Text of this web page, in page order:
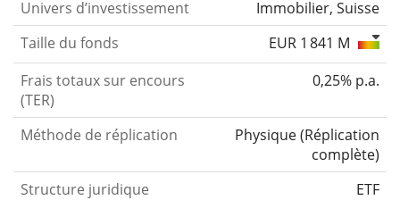
Univers d’investissement
Immobilier, Suisse
Taille du fonds
EUR 1 841 M
Frais totaux sur encours
(TER)
0,25% p.a.
Méthode de réplication Physique(Réplication
complète)
Structure juridique
ETF